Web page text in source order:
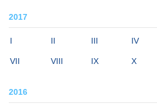
2017
I II III IV
VII VIII IX X
2016